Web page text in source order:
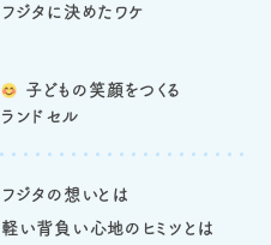
子どもの笑顔をつくる
ランドセル
フジタの想いとは
軽い背負い心地のヒミツとは
フジタに決めたワケ